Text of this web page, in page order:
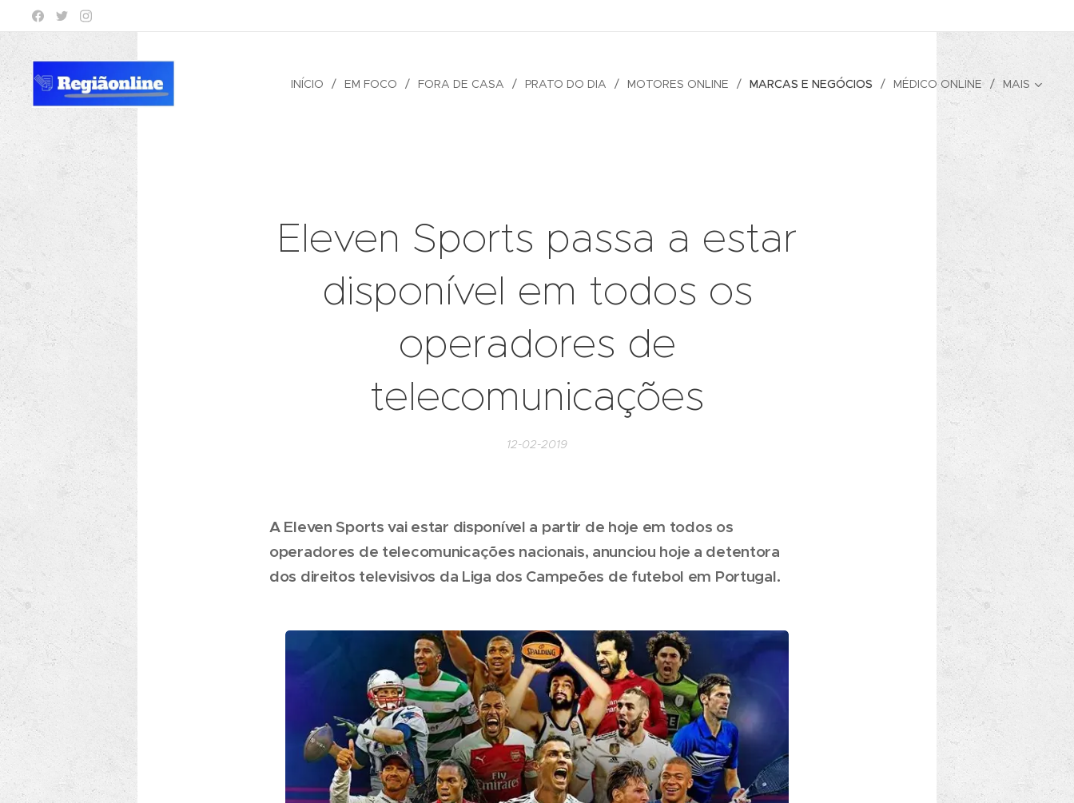
INÍCIO EM FOCO FORA DE CASA PRATO DO DIA MOTORES ONLINE MARCAS E NEGÓCIOS MÉDICO ONLINE MAIS
Eleven Sports passa a estar
disponível em todos os
operadores de
telecomunicações
12-02-2019
A Eleven Sports vai estar disponível a partir de hoje em todos os
operadores de telecomunicações nacionais, anunciou hoje a detentora
dos direitos televisivos da Liga dos Campeões de futebol em Portugal.